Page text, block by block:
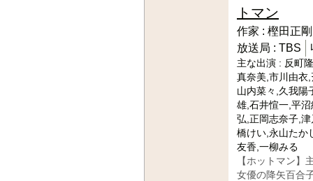
トマン
作家 : 樫田正剛
放送局 : TBS
主な出演 : 反町
真奈美,市川由衣
山内菜々,久我陽
雄,石井愃一,平
弘,正岡志奈子,
橋けい,永山たか
友香,一柳みる
【ホットマン】
女優の降矢百合